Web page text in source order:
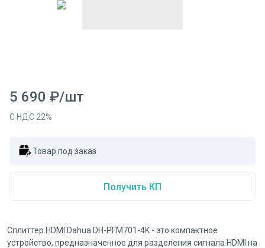
5 690 ₽/шт
С НДС 22%
Товар под заказ
Получить КП
Сплиттер HDMI Dahua DH-PFM701-4K - это компактное
устройство, предназначенное для разделения сигнала HDMI на